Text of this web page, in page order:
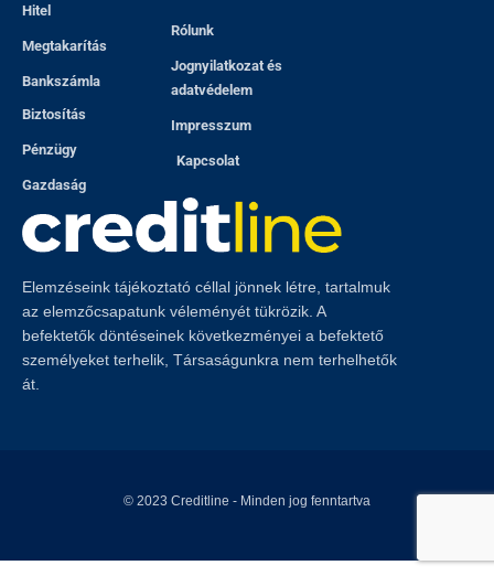
Hitel
Megtakarítás
Bankszámla
Biztosítás
Pénzügy
Gazdaság
Rólunk
Jognyilatkozat és
adatvédelem
Impresszum
Kapcsolat
Elemzéseink tájékoztató céllal jönnek létre, tartalmuk
az elemzőcsapatunk véleményét tükrözik. A
befektetők döntéseinek következményei a befektető
személyeket terhelik, Társaságunkra nem terhelhetők
át.
© 2023 Creditline - Minden jog fenntartva